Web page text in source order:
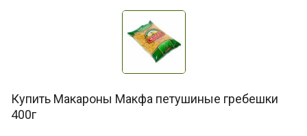
Купить Макароны Макфа петушиные гребешки
400г